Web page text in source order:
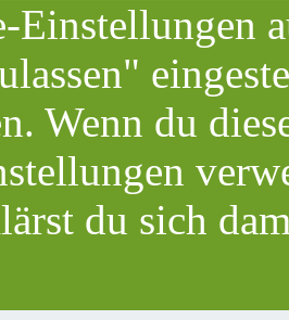
Einstellungen
Wenn du
du sich